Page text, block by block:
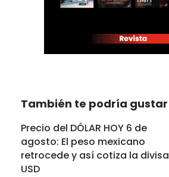
También te podría gustar
Precio del DÓLAR HOY 6 de
agosto: El peso mexicano
retrocede y así cotiza la divisa
USD